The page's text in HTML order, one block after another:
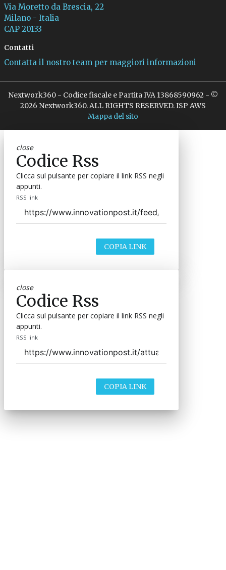
Via Moretto da Brescia, 22
Milano - Italia
CAP 20133
Contatti
Contatta il nostro team per maggiori informazioni
Nextwork360 - Codice fiscale e Partita IVA 13868590962 - ©
2026 Nextwork360. ALL RIGHTS RESERVED. ISP AWS
Mappa del sito
close
Codice Rss
Clicca sul pulsante per copiare il link RSS negli
appunti.
RSS link
COPIA LINK
close
Codice Rss
Clicca sul pulsante per copiare il link RSS negli
appunti.
RSS link
COPIA LINK